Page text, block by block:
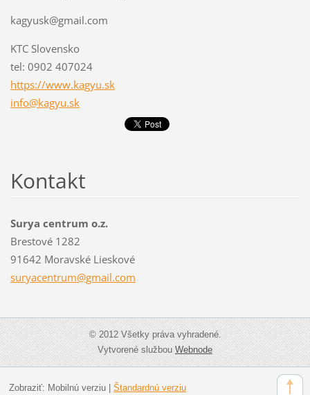
kagyusk@gmail.com
KTC Slovensko
tel: 0902 407024
https://www.kagyu.sk
info@kagyu.sk
Kontakt
Surya centrum o.z.
Brestové 1282
91642 Moravské Lieskové
suryacentrum@gmail.com
© 2012 Všetky práva vyhradené.
Vytvorené službouWebnode
Zobraziť: Mobilnú verziu| Štandardnú verziu